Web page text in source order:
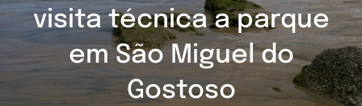
visita técnica a parque
em São Miguel do
Gostoso